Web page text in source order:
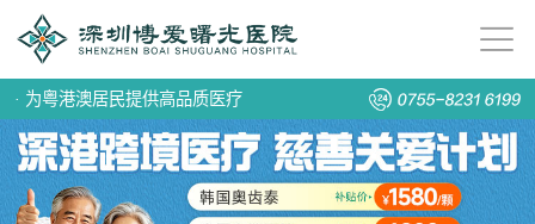
· 为粤港澳居民提供高品质医疗